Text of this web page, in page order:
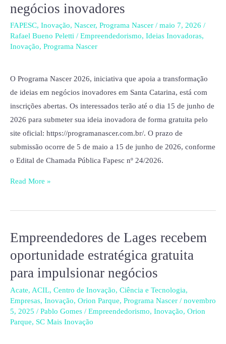
negócios inovadores
FAPESC, Inovação, Nascer, Programa Nascer / maio 7, 2026 /
Rafael Bueno Peletti / Empreendedorismo, Ideias Inovadoras,
Inovação, Programa Nascer
O Programa Nascer 2026, iniciativa que apoia a transformação
de ideias em negócios inovadores em Santa Catarina, está com
inscrições abertas. Os interessados terão até o dia 15 de junho de
2026 para submeter sua ideia inovadora de forma gratuita pelo
site oficial: https://programanascer.com.br/. O prazo de
submissão ocorre de 5 de maio a 15 de junho de 2026, conforme
o Edital de Chamada Pública Fapesc nº 24/2026.
para
programa
gratuito
de
incubação
que
transforma
ideias
em
negócios
inovadores
Read More »
Empreendedores de Lages recebem
oportunidade estratégica gratuita
para impulsionar negócios
Acate, ACIL, Centro de Inovação, Ciência e Tecnologia,
Empresas, Inovação, Orion Parque, Programa Nascer / novembro
5, 2025 / Pablo Gomes / Empreendedorismo, Inovação, Orion
Parque, SC Mais Inovação
Empreendedores
Lages
recebem
oportunidade
estratégica
gratuita